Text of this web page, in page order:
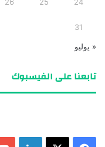
24
25
26
31
« يوليو
تابعنا على الفيسبوك